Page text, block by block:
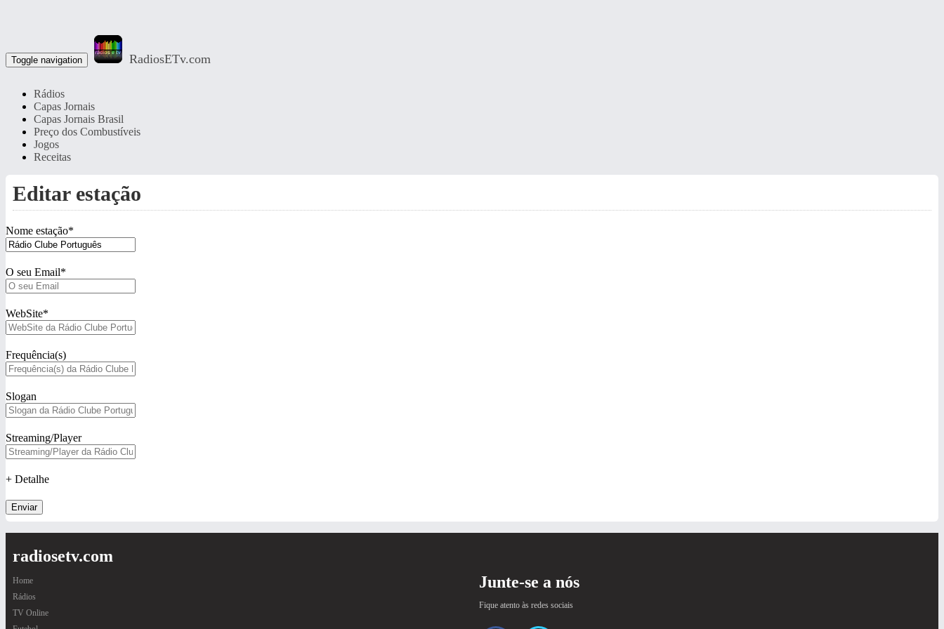
Toggle navigation RadiosETv.com
Rádios
Capas Jornais
Capas Jornais Brasil
Preço dos Combustíveis
Jogos
Receitas
Editar estação
Nome estação*
O seu Email*
WebSite*
Frequência(s)
Slogan
Streaming/Player
+ Detalhe
Enviar
radiosetv.com
Home
Rádios
TV Online
Junte-se a nós
Fique atento às redes sociais